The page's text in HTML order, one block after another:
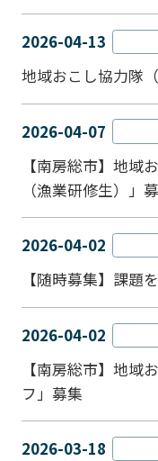
2026-04-13
地域おこし協力隊
2026-04-07
【南房総市】地域
（漁業研修生）」
2026-04-02
【随時募集】課題
2026-04-02
【南房総市】地域
フ」募集
2026-03-18